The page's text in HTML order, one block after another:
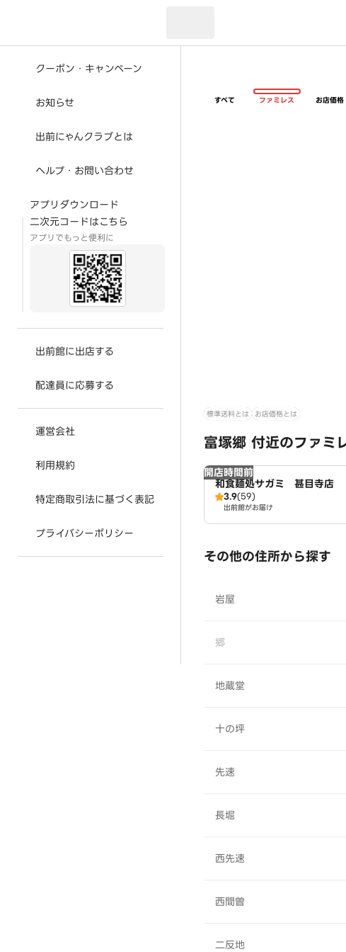
クーポン・キャンペーン
お知らせ
出前にゃんクラブとは
ヘルプ・お問い合わせ
アプリダウンロード
二次元コードはこちら
アプリでもっと便利に
出前館に出店する
配達員に応募する
運営会社
利用規約
特定商取引法に基づく表記
プライバシーポリシー
すべて ファミレス お店価格
標準送料とは お店価格とは
富塚郷 付近のファミ
開店時間前
和食麺処サガミ 甚目寺店
3.9(59)
出前館がお届け
その他の住所から探す
岩屋
郷
地蔵堂
十の坪
先速
長堀
西先速
西間曽
二反地